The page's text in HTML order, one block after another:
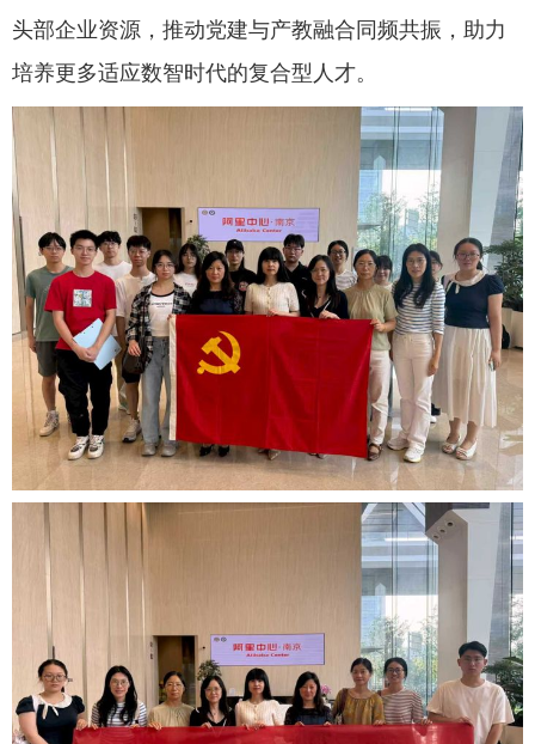
头部企业资源 ， 推动党建与产教融合同频共振，助力
培养更多适应数智时代的复合型 人才。